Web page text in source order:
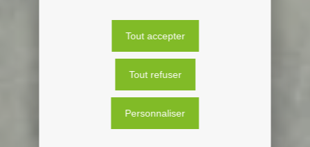
Tout accepter
Tout refuser
Personnaliser